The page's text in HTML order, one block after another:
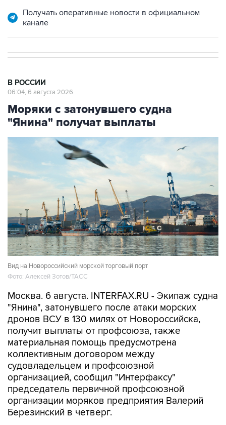
Получать оперативные новости в официальном
канале
В РОССИИ
06:04, 6 августа 2026
Моряки с затонувшего судна
"Янина" получат выплаты
Вид на Новороссийский морской торговый порт
Фото: Алексей Зотов/ТАСС
Москва. 6 августа. INTERFAX.RU - Экипаж судна
"Янина", затонувшего после атаки морских
дронов ВСУ в 130 милях от Новороссийска,
получит выплаты от профсоюза, также
материальная помощь предусмотрена
коллективным договором между
судовладельцем и профсоюзной
организацией, сообщил "Интерфаксу"
председатель первичной профсоюзной
организации моряков предприятия Валерий
Березинский в четверг.